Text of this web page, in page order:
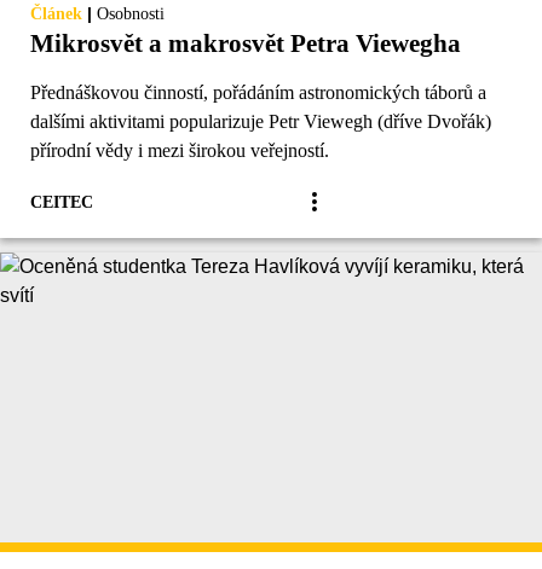
Článek | Osobnosti
Mikrosvět a makrosvět Petra Viewegha
Přednáškovou činností, pořádáním astronomických táborů a
dalšími aktivitami popularizuje Petr Viewegh (dříve Dvořák)
přírodní vědy i mezi širokou veřejností.
CEITEC